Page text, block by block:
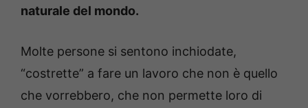
naturale del mondo.
Molte persone si sentono inchiodate,
“costrette” a fare un lavoro che non è quello
che vorrebbero, che non permette loro di